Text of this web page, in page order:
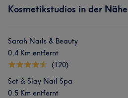
Kosmetikstudios in der Nähe
Sarah Nails & Beauty
0,4 Km entfernt
(120)
Set & Slay Nail Spa
0,5 Km entfernt